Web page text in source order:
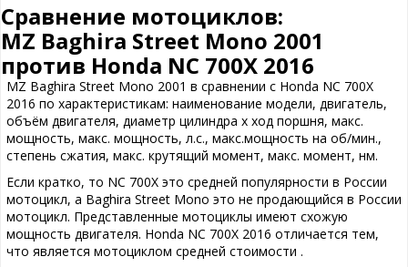
Сравнение мотоциклов:
MZ Baghira Street Mono 2001
против Honda NC 700X 2016
MZ Baghira Street Mono 2001 в сравнении с Honda NC 700X
2016 по характеристикам: наименование модели, двигатель,
объём двигателя, диаметр цилиндра х ход поршня, макс.
мощность, макс. мощность, л.с., макс.мощность на об/мин.,
степень сжатия, макс. крутящий момент, макс. момент, нм.
Если кратко, то NC 700X это средней популярности в России
мотоцикл, а Baghira Street Mono это не продающийся в России
мотоцикл. Представленные мотоциклы имеют схожую
мощность двигателя. Honda NC 700X 2016 отличается тем,
что является мотоциклом средней стоимости .